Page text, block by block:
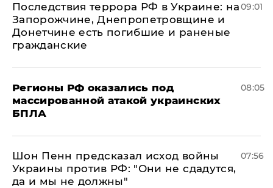
Последствия террора РФ в Украине: на
Запорожчине, Днепропетровщине и
Донетчине есть погибшие и раненые
гражданские
09:01
Регионы РФ оказались под
массированной атакой украинских
БПЛА
08:05
Шон Пенн предсказал исход войны
Украины против РФ: "Они не сдадутся,
да и мы не должны"
07:56